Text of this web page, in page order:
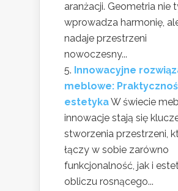
aranżacji. Geometria nie
wprowadza harmonię,
nadaje przestrzeni
nowoczesny...
Innowacyjne
meblowe:
estetykaW świecie
innowacje stają się
stworzenia przestrzeni,
łączy w sobie zarówno
funkcjonalność, jak i
obliczu rosnącego...